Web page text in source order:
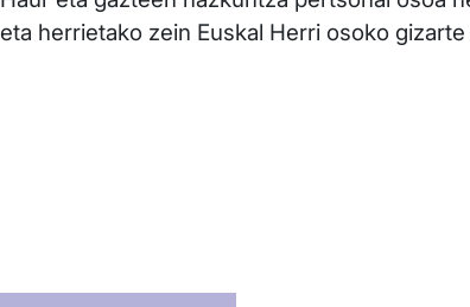
eta herrietako zein Euskal Herri osoko